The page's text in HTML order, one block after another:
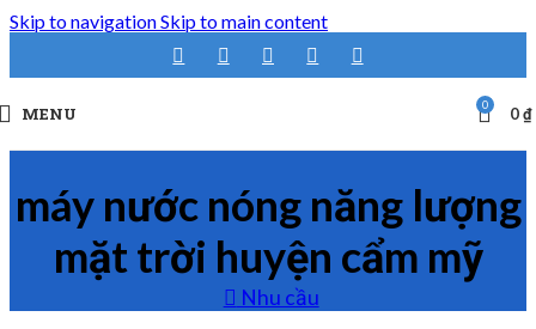
Skip to navigationSkip to main content
MENU 0 0₫
máy nước nóng năng lượng
mặt trời huyện cẩm mỹ
Nhu cầu